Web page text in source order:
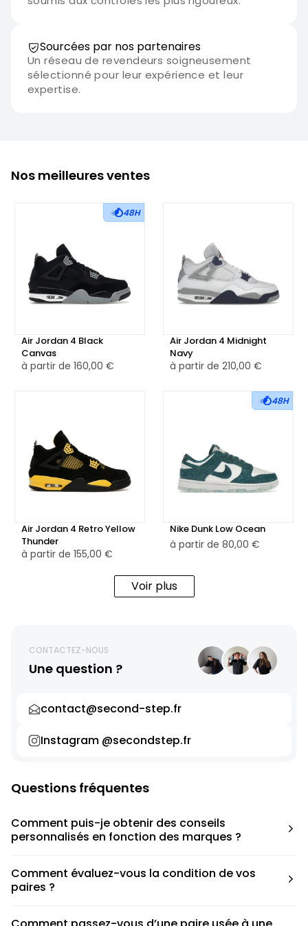
Sourcées par nos partenaires
Un réseau de revendeurs soigneusement
sélectionné pour leur expérience et leur
expertise.
Nos meilleures ventes
48H
Air Jordan 4 Black
Canvas
à partir de 160,00 €
Air Jordan 4 Midnight
Navy
à partir de 210,00 €
Air Jordan 4 Retro Yellow
Thunder
à partir de 155,00 €
48H
Nike Dunk Low Ocean
à partir de 80,00 €
Voir plus
CONTACTEZ-NOUS
Une question ?
contact@second-step.fr
Instagram @secondstep.fr
Questions fréquentes
Comment puis-je obtenir des conseils
personnalisés en fonction des marques ?
pour déterminer la taille appropriée, que ce soit une taille
en dessous, au-dessus ou correspondant à votre taille
Comment évaluez-vous la condition de vos
paires ?